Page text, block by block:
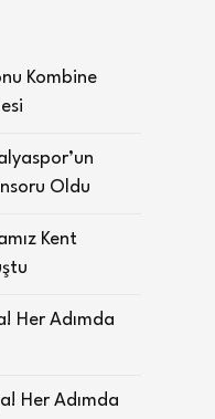
Kombine
Oldu
Kent
Her Adımda
Her Adımda